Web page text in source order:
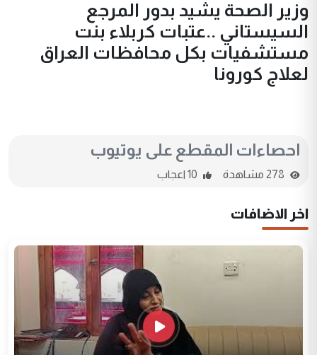
وزير الصحة يشيد بدور المرجع
السيستاني ..عتبات كربلاء بنت
مستشفيات بكل محافظات العراق
لعلاج كورونا
احصاءات المقطع على يوتيوب
اخر الاضافات